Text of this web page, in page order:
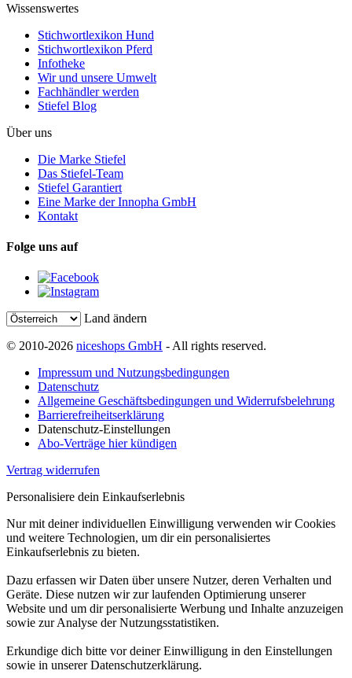
Wissenswertes
Stichwortlexikon Hund
Stichwortlexikon Pferd
Infotheke
Wir und unsere Umwelt
Fachhändler werden
Stiefel Blog
Über uns
Die Marke Stiefel
Das Stiefel-Team
Stiefel Garantiert
Eine Marke der Innopha GmbH
Kontakt
Folge uns auf
Land ändern
© 2010-2026 niceshops GmbH - All rights reserved.
Impressum und Nutzungsbedingungen
Datenschutz
Allgemeine Geschäftsbedingungen und Widerrufsbelehrung
Barrierefreiheitserklärung
Datenschutz-Einstellungen
Abo-Verträge hier kündigen
Vertrag widerrufen
Personalisiere dein Einkaufserlebnis
Nur mit deiner individuellen Einwilligung verwenden wir Cookies
und weitere Technologien, um dir ein personalisiertes
Einkaufserlebnis zu bieten.
Dazu erfassen wir Daten über unsere Nutzer, deren Verhalten und
Geräte. Diese nutzen wir zur laufenden Optimierung unserer
Website und um dir personalisierte Werbung und Inhalte anzuzeigen
sowie zur Analyse der Nutzungsstatistiken.
Erkundige dich bitte vor deiner Einwilligung in den Einstellungen
sowie in unserer Datenschutzerklärung.